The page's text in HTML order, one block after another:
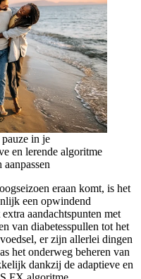
in je
en lerende algoritme
eraan komt, is het
een opwindend
aandachtspunten met
van diabetesspullen tot het
er zijn allerlei dingen
het onderweg beheren van
dankzij de adaptieve en